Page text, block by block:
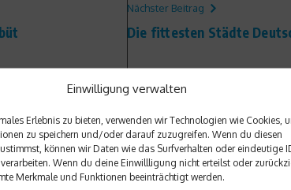
Einwilligung verwalten
Erlebnis zu bieten, verwenden wir Technologien wie Cookies,
zu speichern und/oder darauf zuzugreifen. Wenn du diesen
können wir Daten wie das Surfverhalten oder eindeutige
Wenn du deine Einwillligung nicht erteilst oder
Merkmale und Funktionen beeinträchtigt werden.
Nächster Beitrag
Die fittesten Städte